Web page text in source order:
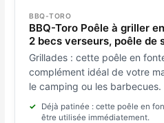
BBQ-TORO
BBQ-Toro Poêle à griller
2 becs verseurs, poêle de
Grillades : cette poêle en
complément idéal de votre
le camping ou les barbecues.
Déjà patinée : cette poêle en
être utilisée immédiatement.